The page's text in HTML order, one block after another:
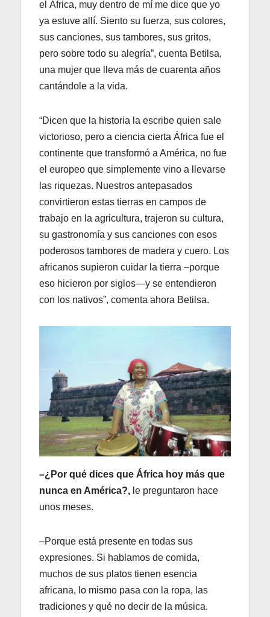
el África, muy dentro de mí me dice que yo
ya estuve allí. Siento su fuerza, sus colores,
sus canciones, sus tambores, sus gritos,
pero sobre todo su alegría”, cuenta Betilsa,
una mujer que lleva más de cuarenta años
cantándole a la vida.
“Dicen que la historia la escribe quien sale
victorioso, pero a ciencia cierta África fue el
continente que transformó a América, no fue
el europeo que simplemente vino a llevarse
las riquezas. Nuestros antepasados
convirtieron estas tierras en campos de
trabajo en la agricultura, trajeron su cultura,
su gastronomía y sus canciones con esos
poderosos tambores de madera y cuero. Los
africanos supieron cuidar la tierra –porque
eso hicieron por siglos—y se entendieron
con los nativos”, comenta ahora Betilsa.
–¿Por qué dices que África hoy más que
nunca en América?, le preguntaron hace
unos meses.
–Porque está presente en todas sus
expresiones. Si hablamos de comida,
muchos de sus platos tienen esencia
africana, lo mismo pasa con la ropa, las
tradiciones y qué no decir de la música.